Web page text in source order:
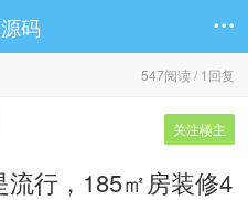
码 
547阅读 / 1回复
关注楼主
行，185㎡房装修4